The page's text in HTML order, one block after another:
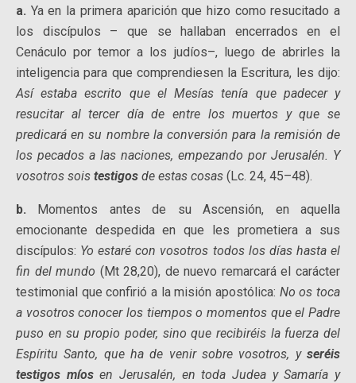
a. Ya en la primera aparición que hizo como resucitado a
los discípulos – que se hallaban encerrados en el
Cenáculo por temor a los judíos–, luego de abrirles la
inteligencia para que comprendiesen la Escritura, les dijo:
Así estaba escrito que el Mesías tenía que padecer y
resucitar al tercer día de entre los muertos y que se
predicará en su nombre la conversión para la remisión de
los pecados a las naciones, empezando por Jerusalén. Y
vosotros sois testigos de estas cosas (Lc. 24, 45–48).
b. Momentos antes de su Ascensión, en aquella
emocionante despedida en que les prometiera a sus
discípulos: Yo estaré con vosotros todos los días hasta el
fin del mundo (Mt 28,20), de nuevo remarcará el carácter
testimonial que confirió a la misión apostólica: No os toca
a vosotros conocer los tiempos o momentos que el Padre
puso en su propio poder, sino que recibiréis la fuerza del
Espíritu Santo, que ha de venir sobre vosotros, yseréis
testigos míosen Jerusalén, en toda Judea y Samaría y